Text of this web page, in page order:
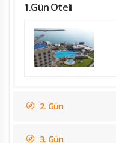
1.Gün Oteli
2. Gün
3. Gün